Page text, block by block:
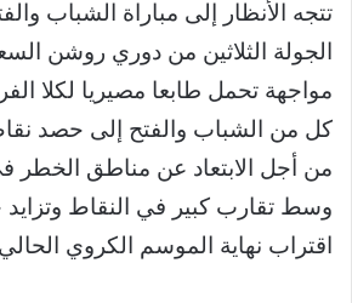
تتجه الأنظار إلى مباراة الشباب
مواجهة تحمل طابعا مصيريا لكلا
كل من الشباب والفتح إلى حصد نقاط
من أجل الابتعاد عن مناطق الخطر
وسط تقارب كبير في النقاط
اقتراب نهاية الموسم الكروي